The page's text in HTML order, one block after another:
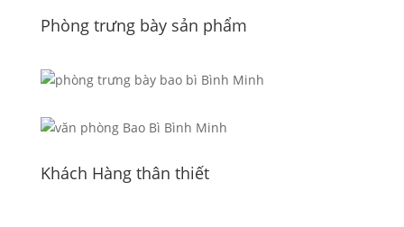
Phòng trưng bày sản phẩm
Khách Hàng thân thiết